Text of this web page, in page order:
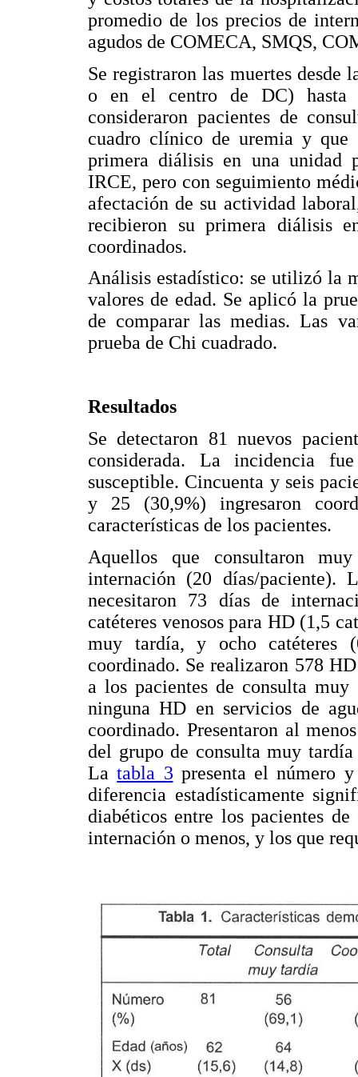
promedio de los precios de
agudos de COMECA, SMQS,
Se registraron las muertes desde
o en el centro de DC) hasta
consideraron pacientes de
cuadro clínico de uremia y
primera diálisis en una unidad
IRCE, pero con seguimiento
afectación de su actividad
recibieron su primera diálisis
coordinados.
Análisis estadístico: se utilizó la
valores de edad. Se aplicó la
de comparar las medias. Las
prueba de Chi cuadrado.
Resultados
Se detectaron 81 nuevos
considerada. La incidencia
susceptible. Cincuenta y seis
y 25 (30,9%) ingresaron
características de los pacientes.
Aquellos que consultaron
internación (20 días/paciente).
necesitaron 73 días de
catéteres venosos para HD (1,5
muy tardía, y ocho catéteres
coordinado. Se realizaron 578
a los pacientes de consulta
ninguna HD en servicios de
coordinado. Presentaron al
del grupo de consulta muy
Latabla 3 presenta el número
diferencia estadísticamente
diabéticos entre los pacientes
internación o menos, y los que